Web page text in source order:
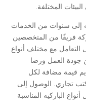
المختلفة.
إلى سنوات من الخدمات
فريقًا من المتخصصين
مع مختلف أنواع
جودة العمل ورضا
قيمة مضافة لكل
تجاري. الوصول إلى
الباركيه المناسبة